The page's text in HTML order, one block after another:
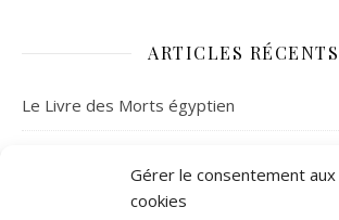
Gérer le consentement aux
cookies
ARTICLES RÉCENTS
Le Livre des Morts égyptien
La mystérieuse fortune de l’abbé Saunière